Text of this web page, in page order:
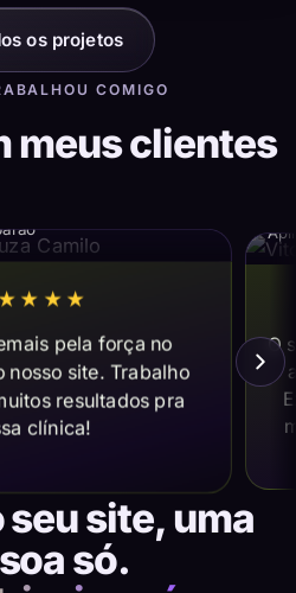
os projetos
COMIGO
meus clientes
pela força no
nosso site. Trabalho
resultados pra
clínica!
O
seu site, uma
só.